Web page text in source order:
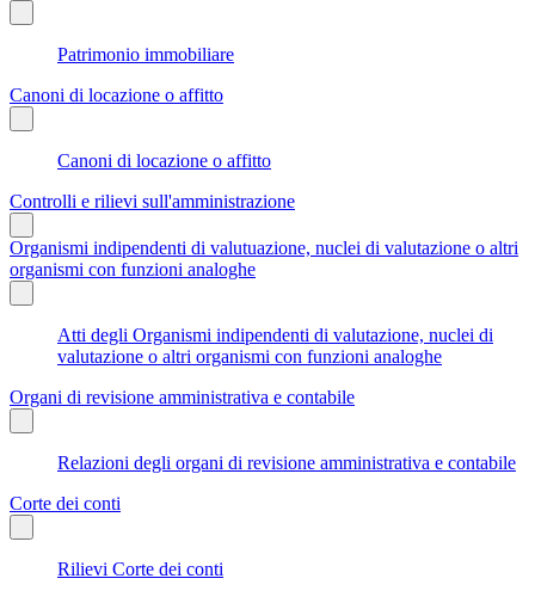
Patrimonio immobiliare
Canoni di locazione o affitto
Canoni di locazione o affitto
Controlli e rilievi sull'amministrazione
Organismi indipendenti di valutuazione, nuclei di valutazione o altri
organismi con funzioni analoghe
Atti degli Organismi indipendenti di valutazione, nuclei di
valutazione o altri organismi con funzioni analoghe
Organi di revisione amministrativa e contabile
Relazioni degli organi di revisione amministrativa e contabile
Corte dei conti
Rilievi Corte dei conti